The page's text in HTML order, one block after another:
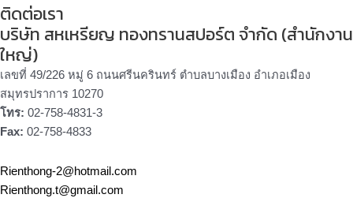
ติดต่อเรา
บริษัท สหเหรียญ ทองทรานสปอร์ต จำกัด (สำนักงาน
ใหญ่)
เลขที่ 49/226 หมู่ 6 ถนนศรีนครินทร์ ตำบลบางเมือง อำเภอเมือง
สมุทรปราการ 10270
โทร: 02-758-4831-3
Fax: 02-758-4833
Rienthong-2@hotmail.com
Rienthong.t@gmail.com